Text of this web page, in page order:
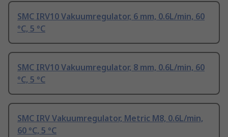
SMC IRV10 Vakuumregulator, 6 mm, 0.6L/min, 60
°C, 5 °C
SMC IRV10 Vakuumregulator, 8 mm, 0.6L/min, 60
°C, 5 °C
SMC IRV Vakuumregulator, Metric M8, 0.6L/min,
60 °C, 5 °C